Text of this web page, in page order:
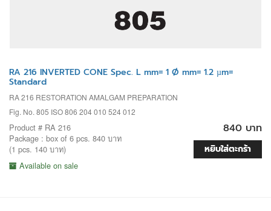
RA 216 INVERTED CONE Spec. L mm= 1 Ø mm= 1.2 µm=
Standard
RA 216 RESTORATION AMALGAM PREPARATION
Fig. No. 805 ISO 806 204 010 524 012
Product # RA 216
Package : box of 6 pcs. 840 บาท
(1 pcs. 140 บาท)
Available on sale
840 บาท
หยิบใส่ตะกร้า